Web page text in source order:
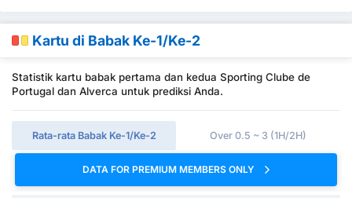
Kartu di Babak Ke-1/Ke-2
Statistik kartu babak pertama dan kedua Sporting Clube de
Portugal dan Alverca untuk prediksi Anda.
Rata-rata Babak Ke-1/Ke-2 Over 0.5 ~ 3 (1H/2H)
DATA FOR PREMIUM MEMBERS ONLY